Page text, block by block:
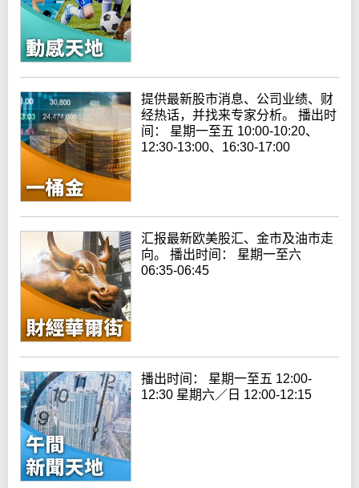
提供最新股市消息、公司业绩、财
经热话，并找来专家分析。 播出时
间： 星期一至五 10:00-10:20、
12:30-13:00、16:30-17:00
汇报最新欧美股汇、金市及油市走
向。 播出时间： 星期一至六
06:35-06:45
播出时间： 星期一至五 12:00-
12:30 星期六／日 12:00-12:15